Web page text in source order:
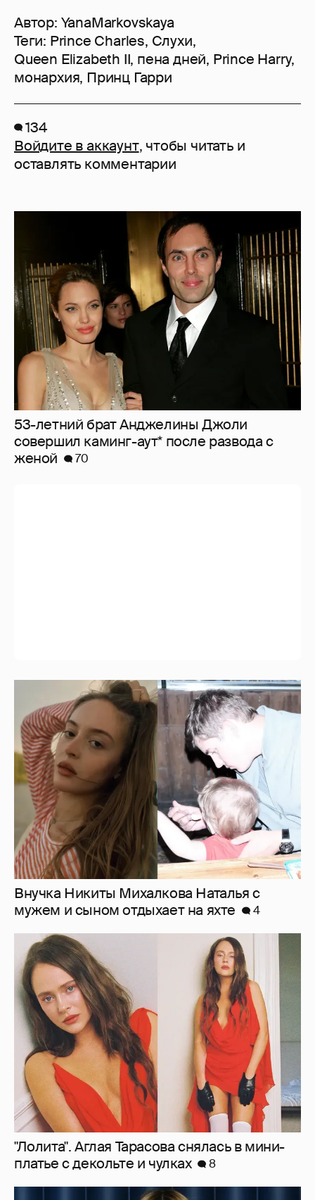
Автор: YanaMarkovskaya
Теги: Prince Charles, Слухи,
Queen Elizabeth II, пена дней, Prince Harry,
монархия, Принц Гарри
134
Войдите в аккаунт, чтобы читать и
оставлять комментарии
53-летний брат Анджелины Джоли
совершил каминг-аут* после развода с
женой
70
Внучка Никиты Михалкова Наталья с
мужем и сыном отдыхает на яхте
"Лолита". Аглая Тарасова снялась в мини-
платье с декольте и чулках
8